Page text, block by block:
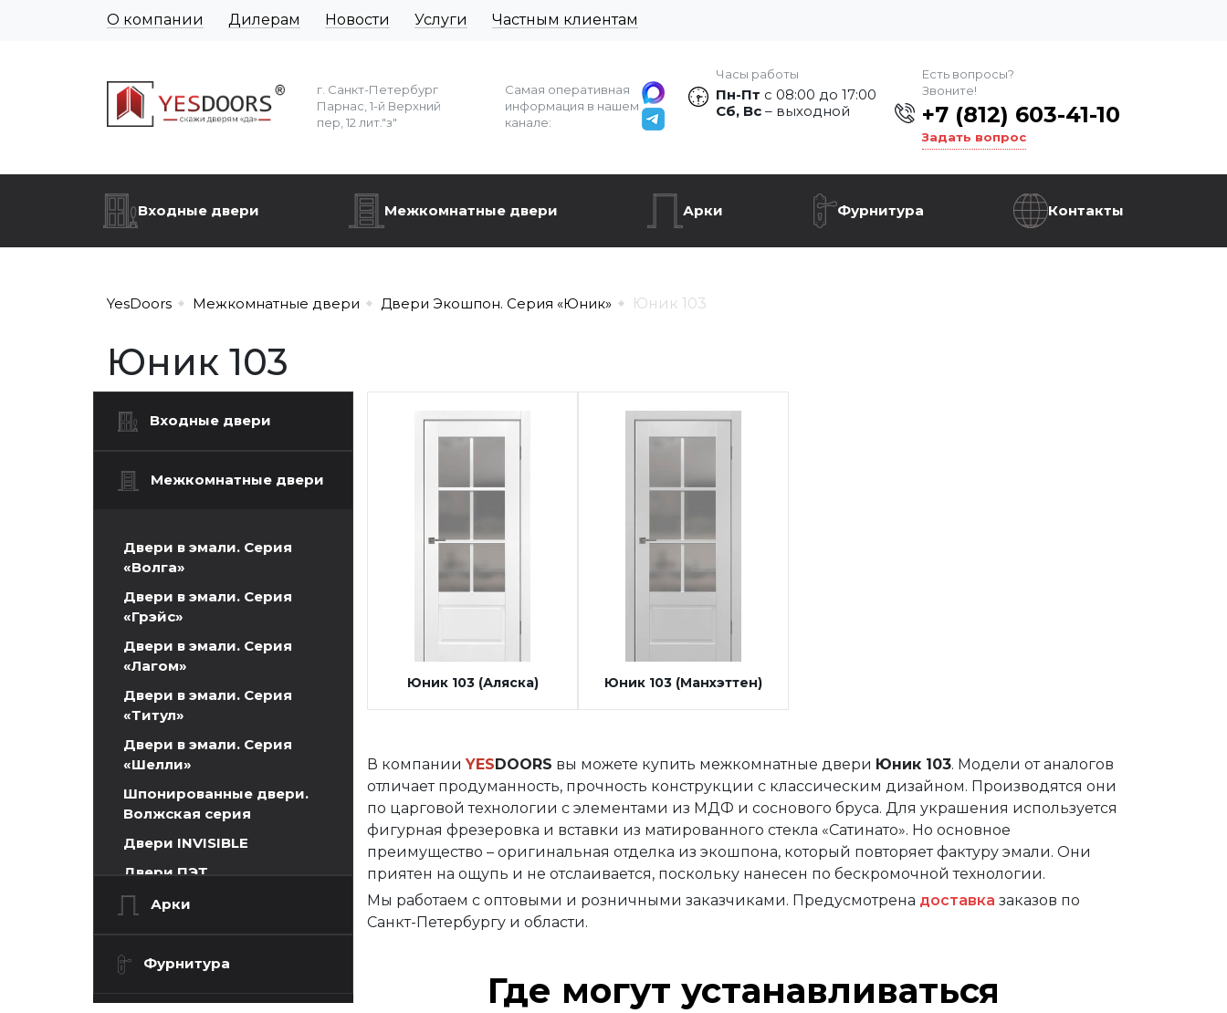
О компании Дилерам Новости Услуги Частным клиентам
г. Санкт-Петербург
Парнас, 1-й Верхний
пер, 12 лит."з"
Самая оперативная
информация в нашем
канале:
Часы работы
Пн-Пт с 08:00 до 17:00
Сб, Вс – выходной
Есть вопросы?
Звоните!
+7 (812) 603-41-10
Задать вопрос
Входные двери Межкомнатные двери Арки Фурнитура Контакты
YesDoors Межкомнатные двери Двери Экошпон. Серия «Юник» Юник 103
Юник 103
Входные двери
Межкомнатные двери
Двери в эмали. Серия
«Волга»
Двери в эмали. Серия
«Грэйс»
Двери в эмали. Серия
«Лагом»
Двери в эмали. Серия
«Титул»
Двери в эмали. Серия
«Шелли»
Шпонированные двери.
Волжская серия
Двери INVISIBLE
Двери ПЭТ
Двери Экошпон. Серия
«Графика»
«Евро»
Двери Экошпон. «Парящая
Арки
Фурнитура
Юник 103 (Аляска) Юник 103 (Манхэттен)
В компании YESDOORS вы можете купить межкомнатные двери Юник 103. Модели от аналогов
отличает продуманность, прочность конструкции с классическим дизайном. Производятся они
по царговой технологии с элементами из МДФ и соснового бруса. Для украшения используется
фигурная фрезеровка и вставки из матированного стекла «Сатинато». Но основное
преимущество – оригинальная отделка из экошпона, который повторяет фактуру эмали. Они
приятен на ощупь и не отслаивается, поскольку нанесен по бескромочной технологии.
Мы работаем с оптовыми и розничными заказчиками. Предусмотрена доставка заказов по
Санкт-Петербургу и области.
Где могут устанавливаться